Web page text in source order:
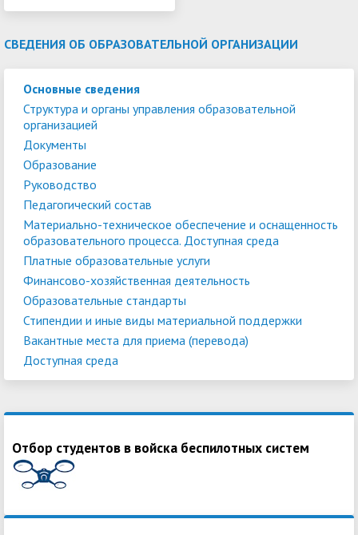
СВЕДЕНИЯ ОБ ОБРАЗОВАТЕЛЬНОЙ ОРГАНИЗАЦИИ
Основные сведения
Структура и органы управления образовательной
организацией
Документы
Образование
Руководство
Педагогический состав
Материально-техническое обеспечение и оснащенность
образовательного процесса. Доступная среда
Платные образовательные услуги
Финансово-хозяйственная деятельность
Образовательные стандарты
Стипендии и иные виды материальной поддержки
Вакантные места для приема (перевода)
Доступная среда
Отбор студентов в войска беспилотных систем